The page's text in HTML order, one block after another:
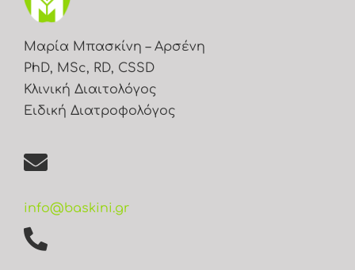
Μαρία Μπασκίνη – Αρσένη
PhD, MSc, RD, CSSD
Κλινική Διαιτολόγος
Ειδική Διατροφολόγος
info@baskini.gr